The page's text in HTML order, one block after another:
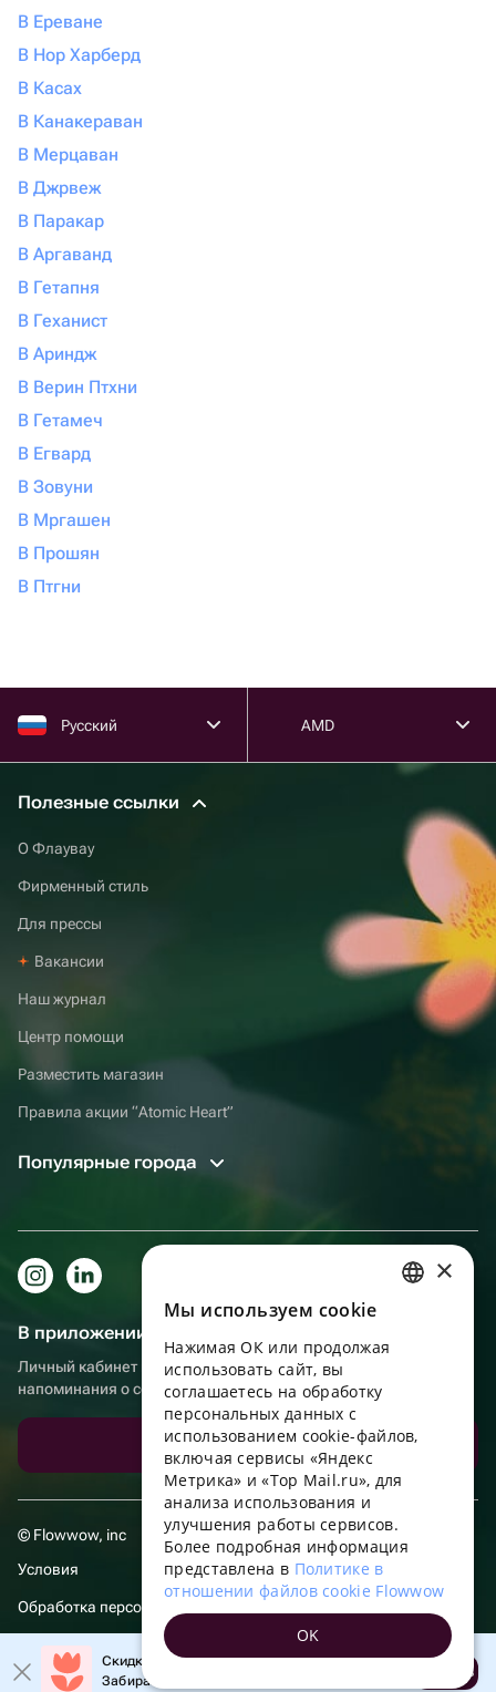
В Ереване
В Нор Харберд
В Касах
В Канакераван
В Мерцаван
В Джрвеж
В Паракар
В Аргаванд
В Гетапня
В Геханист
В Ариндж
В Верин Птхни
В Гетамеч
В Егвард
В Зовуни
В Мргашен
В Прошян
В Птгни
Русский AMD
Полезные ссылки
О Флаувау
Фирменный стиль
Для прессы
Вакансии
Наш журнал
Центр помощи
Разместить магазин
Правила акции “Atomic Heart”
Популярные города
В приложении еще удобнее!
Личный кабинет получателя, больше бонусов за покупки и
напоминания о событиях
Скачать приложение
© Flowwow, inc
Условия
Обработка персональных данных
Скидка 20% на первый заказ!
Забирайте промокод в приложении!
Открыть
ENGLISH
UKRAINIAN
PORTUGUESE
FRENCH
TURKISH
×
Мы используем сookie
Нажимая ОК или продолжая
использовать сайт, вы
соглашаетесь на обработку
персональных данных с
использованием cookie-файлов,
включая сервисы «Яндекс
Метрика» и «Top Mail.ru», для
анализа использования и
улучшения работы сервисов.
Более подробная информация
представлена в Политике в
отношении файлов cookie Flowwow
OK